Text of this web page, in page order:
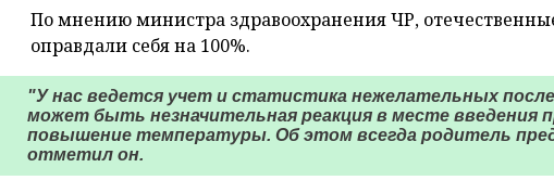
По мнению министра здравоохранения ЧР,
оправдали себя на 100%.
"У нас ведется учет и статистика нежелательных
может быть незначительная реакция в месте введения
повышение температуры. Об этом всегда родитель
отметил он.